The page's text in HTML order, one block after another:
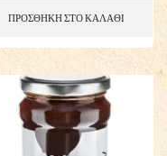
ΠΡΟΣΘΗΚΗ ΣΤΟ ΚΑΛΑΘΙ